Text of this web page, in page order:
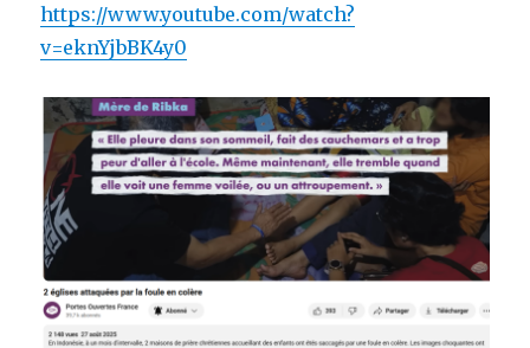
https://www.youtube.com/watch?
v=eknYjbBK4y0